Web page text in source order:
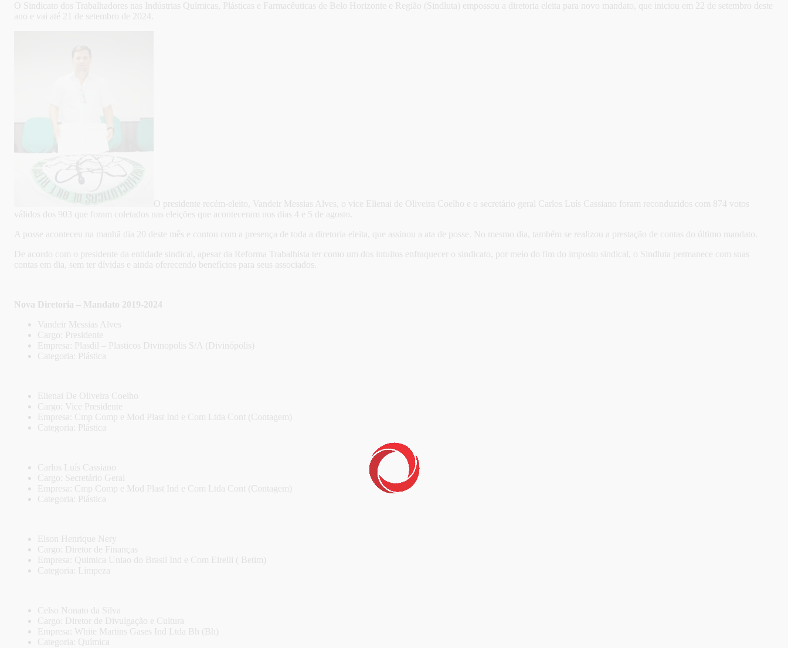
O Sindicato dos Trabalhadores nas Indústrias Químicas, Plásticas e Farmacêuticas de Belo Horizonte e Região (Sindluta) empossou a diretoria eleita para novo mandato, que iniciou em 22 de setembro deste
ano e vai até 21 de setembro de 2024.
O presidente recém-eleito, Vandeir Messias Alves, o vice Elienai de Oliveira Coelho e o secretário geral Carlos Luís Cassiano foram reconduzidos com 874 votos
válidos dos 903 que foram coletados nas eleições que aconteceram nos dias 4 e 5 de agosto.
A posse aconteceu na manhã dia 20 deste mês e contou com a presença de toda a diretoria eleita, que assinou a ata de posse. No mesmo dia, também se realizou a prestação de contas do último mandato.
De acordo com o presidente da entidade sindical, apesar da Reforma Trabalhista ter como um dos intuitos enfraquecer o sindicato, por meio do fim do imposto sindical, o Sindluta permanece com suas
contas em dia, sem ter dívidas e ainda oferecendo benefícios para seus associados.
Nova Diretoria – Mandato 2019-2024
Vandeir Messias Alves
Cargo: Presidente
Empresa: Plasdil – Plasticos Divinopolis S/A (Divinópolis)
Categoria: Plástica
Elienai De Oliveira Coelho
Cargo: Vice Presidente
Empresa: Cmp Comp e Mod Plast Ind e Com Ltda Cont (Contagem)
Categoria: Plástica
Carlos Luís Cassiano
Cargo: Secretário Geral
Empresa: Cmp Comp e Mod Plast Ind e Com Ltda Cont (Contagem)
Categoria: Plástica
Elson Henrique Nery
Cargo: Diretor de Finanças
Empresa: Quimica Uniao do Brasil Ind e Com Eirelli ( Betim)
Categoria: Limpeza
Celso Nonato da Silva
Cargo: Diretor de Divulgação e Cultura
Empresa: White Martins Gases Ind Ltda Bh (Bh)
Categoria: Química